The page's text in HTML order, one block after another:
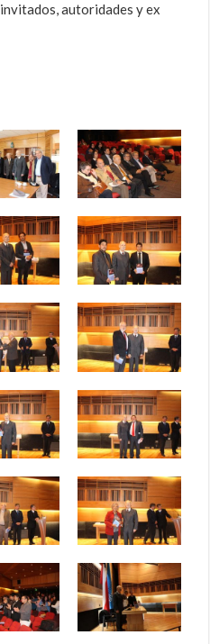
autoridades y ex